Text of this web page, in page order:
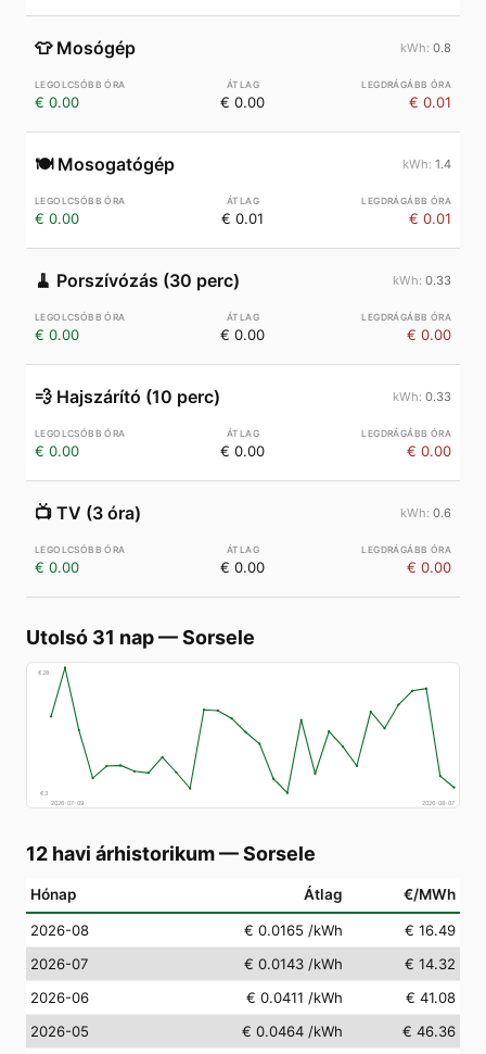
👕 Mosógép 0.8
€ 0.00 € 0.00 € 0.01
🍽️ Mosogatógép 1.4
€ 0.00 € 0.01 € 0.01
🧹 Porszívózás (30 perc) 0.33
€ 0.00 € 0.00 € 0.00
💨 Hajszárító (10 perc) 0.33
€ 0.00 € 0.00 € 0.00
📺 TV (3 óra) 0.6
€ 0.00 € 0.00 € 0.00
Utolsó 31 nap—Sorsele
€28
€3
2026-07-09
2026-08-07
12 havi árhistorikum—Sorsele
Hónap Átlag €/MWh
2026-08 € 0.0165 /kWh
€ 16.49
2026-07
€ 0.0143 /kWh
€ 14.32
2026-06
€ 0.0411 /kWh
€ 41.08
2026-05
€ 0.0464 /kWh
€ 46.36